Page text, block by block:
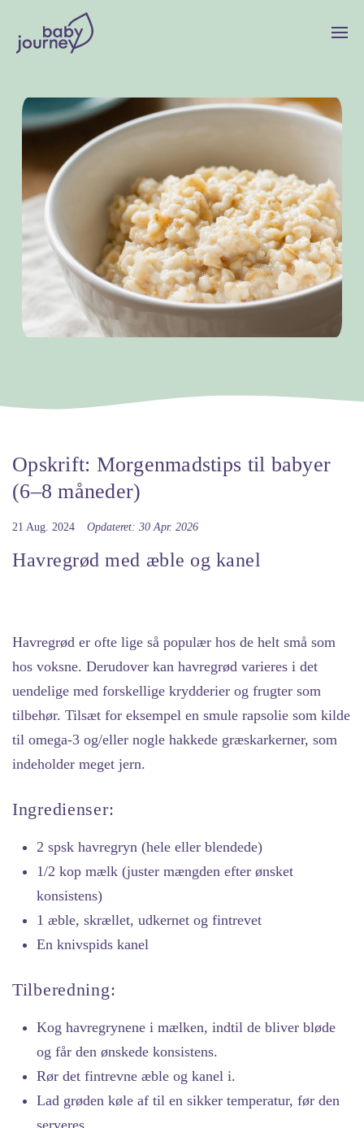
Opskrift: Morgenmadstips til babyer
(6–8 måneder)
21 Aug. 2024 Opdateret: 30 Apr. 2026
Havregrød med æble og kanel
Havregrød er ofte lige så populær hos de helt små som
hos voksne. Derudover kan havregrød varieres i det
uendelige med forskellige krydderier og frugter som
tilbehør. Tilsæt for eksempel en smule rapsolie som kilde
til omega-3 og/eller nogle hakkede græskarkerner, som
indeholder meget jern.
Ingredienser:
2 spsk havregryn (hele eller blendede)
1/2 kop mælk (juster mængden efter ønsket
konsistens)
1 æble, skrællet, udkernet og fintrevet
En knivspids kanel
Tilberedning:
Kog havregrynene i mælken, indtil de bliver bløde
og får den ønskede konsistens.
Rør det fintrevne æble og kanel i.
Lad grøden køle af til en sikker temperatur, før den